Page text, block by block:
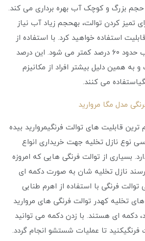
بزرگ و کوچک آب بهره برداری می کند.
تمیز کردن توالت، بهحجم زیاد آب نیاز
استفاده خواهید کرد. با استفاده از
این سیستم مصرف آب حدود ۶۰ درصد کمتر می‌ شود. این درصد
به همین دلیل بیشتر افراد از مکانیزم
می‌ کنند.
مدل مگا مروارید
ترین قابلیت ‌های توالت فرنگیمروارید بیده
نوع نازل تخلیه جهت خریداری انواع
بسیاری از توالت فرنگی هایی که امروزه
نازل تخلیه شان به صورت دکمه‌ ای
فرنگی با استفاده از اهرم طنابی
تخلیه کهدر توالت فرنگی های مروارید
دکمه ای هستند. با زدن دکمه می توانید
فرنگیکنید تا عملیات شستشو انجام گردد.